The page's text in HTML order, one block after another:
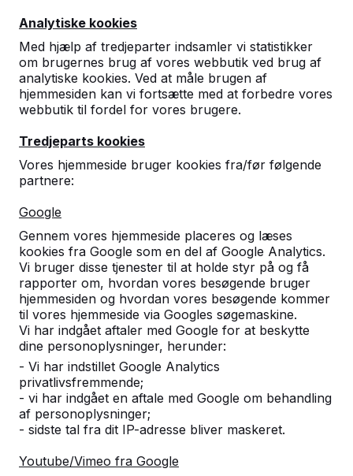
Analytiske kookies
Med hjælp af tredjeparter indsamler vi statistikker
om brugernes brug af vores webbutik ved brug af
analytiske kookies. Ved at måle brugen af
hjemmesiden kan vi fortsætte med at forbedre vores
webbutik til fordel for vores brugere.
Tredjeparts kookies
Vores hjemmeside bruger kookies fra/før følgende
partnere:
Google
Gennem vores hjemmeside placeres og læses
kookies fra Google som en del af Google Analytics.
Vi bruger disse tjenester til at holde styr på og få
rapporter om, hvordan vores besøgende bruger
hjemmesiden og hvordan vores besøgende kommer
til vores hjemmeside via Googles søgemaskine.
Vi har indgået aftaler med Google for at beskytte
dine personoplysninger, herunder:
- Vi har indstillet Google Analytics
privatlivsfremmende;
- vi har indgået en aftale med Google om behandling
af personoplysninger;
- sidste tal fra dit IP-adresse bliver maskeret.
Youtube/Vimeo fra Google
Park Bænk med
Bundplade
DKK 13.600,00ekskl. moms
2. produkt og opefter forDKK 12.000,00pr. stk.,
rabat!
Farve
Antal